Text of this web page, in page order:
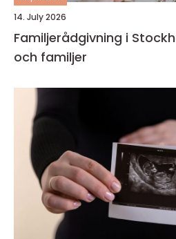
14. July 2026
Familjerådgivning i
och familjer